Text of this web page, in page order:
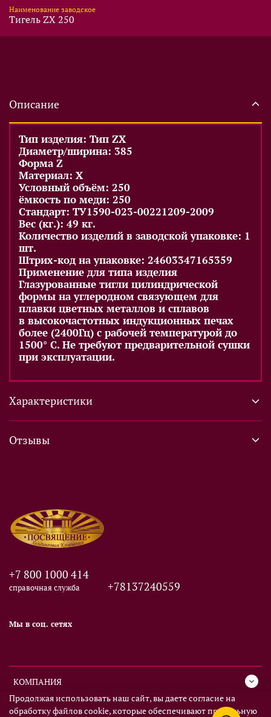
Наименование заводское
Тигель ZX 250
Описание
Тип изделия: Тип ZX
Диаметр/ширина: 385
Форма Z
Материал: X
Условный объём: 250
ёмкость по меди: 250
Стандарт: ТУ1590-023-00221209-2009
Вес (кг.): 49 кг.
Количество изделий в заводской упаковке: 1
шт.
Штрих-код на упаковке: 24603347165359
Применение для типа изделия
Глазурованные тигли цилиндрической
формы на углеродном связующем для
плавки цветных металлов и сплавов
в высокочастотных индукционных печах
более (2400Гц) с рабочей температурой до
1500° С. Не требуют предварительной сушки
при эксплуатации.
Характеристики
Отзывы
КОМПАНИЯ
СЕРВИС
+7 800 1000 414
справочная служба +78137240559
Мы в соц. сетях
Продолжая использовать наш сайт, вы даете согласие на
обработку файлов cookie, которые обеспечивают правильную